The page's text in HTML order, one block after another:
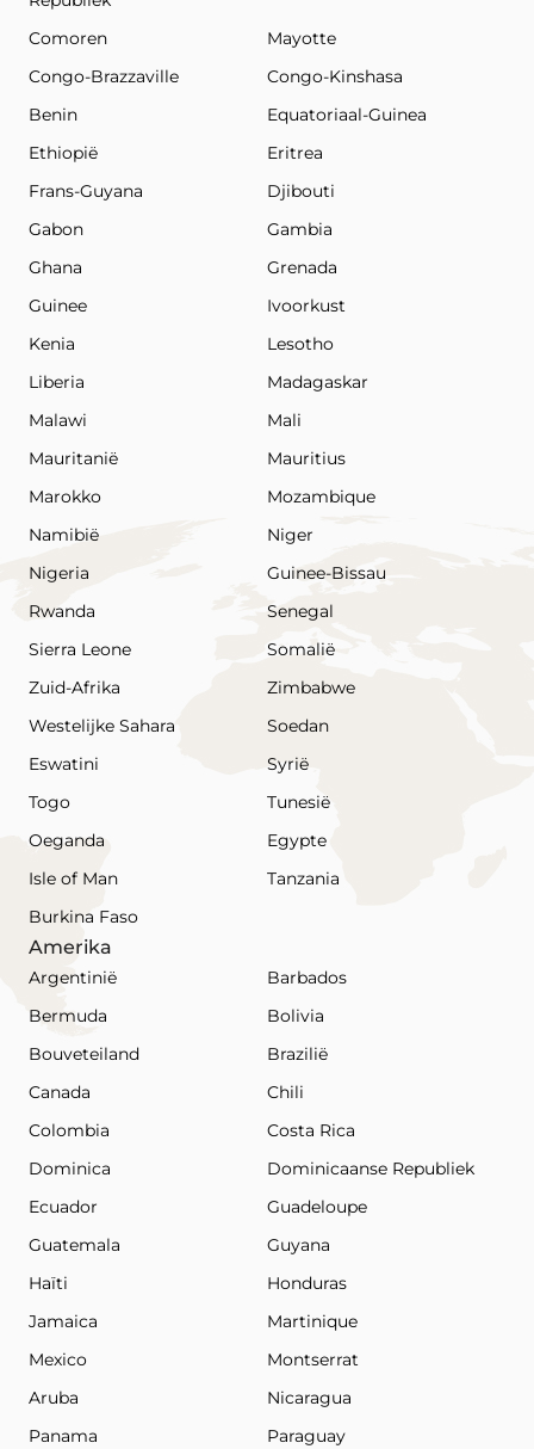
Comoren
Mayotte
Congo-Brazzaville
Congo-Kinshasa
Benin
Equatoriaal-Guinea
Ethiopië
Eritrea
Frans-Guyana
Djibouti
Gabon
Gambia
Ghana
Grenada
Guinee
Ivoorkust
Kenia
Lesotho
Liberia
Madagaskar
Malawi
Mali
Mauritanië
Mauritius
Marokko
Mozambique
Namibië
Niger
Nigeria
Guinee-Bissau
Rwanda
Senegal
Sierra Leone
Somalië
Zuid-Afrika
Zimbabwe
Westelijke Sahara
Soedan
Eswatini
Syrië
Togo
Tunesië
Oeganda
Egypte
Isle of Man
Tanzania
Burkina Faso
Amerika
Argentinië
Barbados
Bermuda
Bolivia
Bouveteiland
Brazilië
Canada
Chili
Colombia
Costa Rica
Dominica
Dominicaanse Republiek
Ecuador
Guadeloupe
Guatemala
Guyana
Haïti
Honduras
Jamaica
Martinique
Mexico
Montserrat
Aruba
Nicaragua
Panama
Paraguay